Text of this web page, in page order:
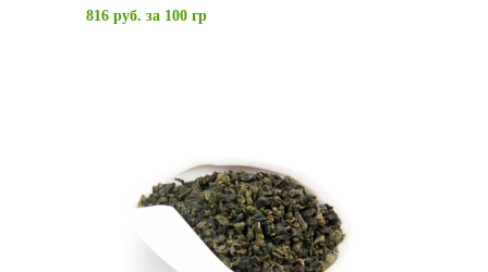
816 руб. за 100 гр